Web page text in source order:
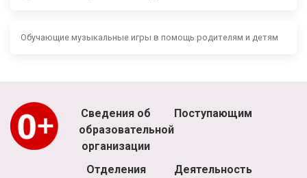
Обучающие музыкальные игры в помощь родителям и детям
Сведения об
образовательной
организации
Поступающим
Отделения Деятельность